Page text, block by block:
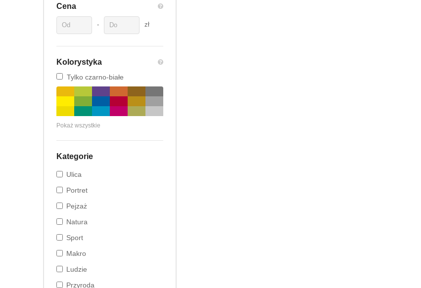
Cena
- zł
Kolorystyka
Tylko czarno-białe
Pokaż wszystkie
Kategorie
Ulica
Portret
Pejzaż
Natura
Sport
Makro
Ludzie
Przyroda